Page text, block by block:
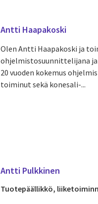
Antti Haapakoski
Olen Antti Haapakoski ja
ohjelmistosuunnittelijana
20 vuoden kokemus
toiminut sekä konesali-...
Antti Pulkkinen
Tuotepäällikkö,